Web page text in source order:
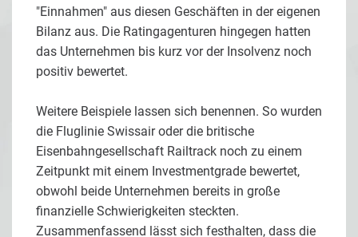
"Einnahmen" aus diesen Geschäften in der eigenen
Bilanz aus. Die Ratingagenturen hingegen hatten
das Unternehmen bis kurz vor der Insolvenz noch
positiv bewertet.
Weitere Beispiele lassen sich benennen. So wurden
die Fluglinie Swissair oder die britische
Eisenbahngesellschaft Railtrack noch zu einem
Zeitpunkt mit einem Investmentgrade bewertet,
obwohl beide Unternehmen bereits in große
finanzielle Schwierigkeiten steckten.
Zusammenfassend lässt sich festhalten, dass die